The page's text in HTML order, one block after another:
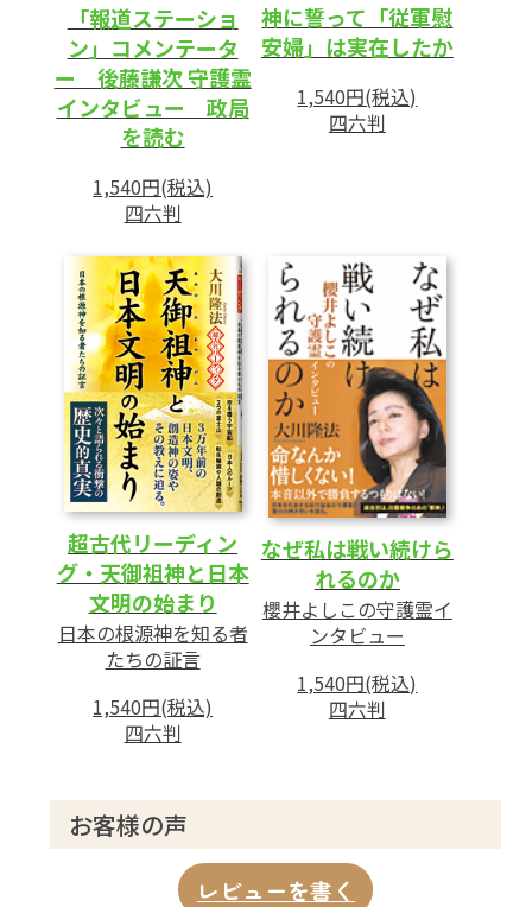
「報道ステーショ
ン」コメンテータ
ー 後藤謙次 守護霊
インタビュー 政局
を読む
1,540円(税込)
四六判
神に誓って「従軍慰
安婦」は実在したか
1,540円(税込)
四六判
超古代リーディン
グ・天御祖神と日本
文明の始まり
日本の根源神を知る者
たちの証言
1,540円(税込)
四六判
なぜ私は戦い続けら
れるのか
櫻井よしこの守護霊イ
ンタビュー
1,540円(税込)
四六判
お客様の声
レビューを書く